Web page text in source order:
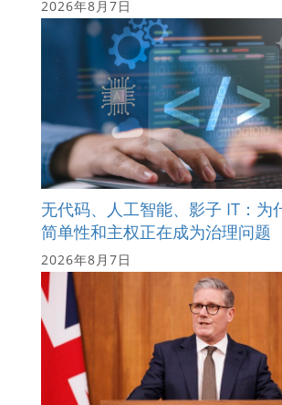
2026年8月7日
无代码、人工智能、影子 IT：为
简单性和主权正在成为治理问题
2026年8月7日